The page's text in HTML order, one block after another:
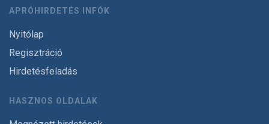
APRÓHIRDETÉS INFÓK
Nyitólap
Regisztráció
Hirdetésfeladás
HASZNOS OLDALAK